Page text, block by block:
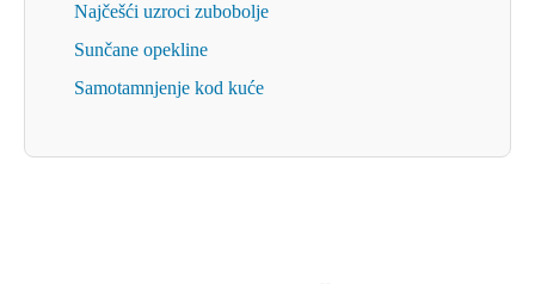
Najčešći uzroci zubobolje
Sunčane opekline
Samotamnjenje kod kuće